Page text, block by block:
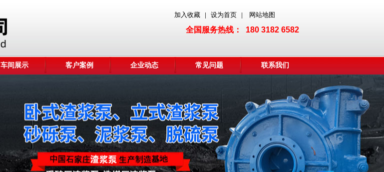
加入收藏 设为首页 网站地图
全国服务热线： 180 3182 6582
车间展示 客户案例 企业动态 常见问题 联系我们